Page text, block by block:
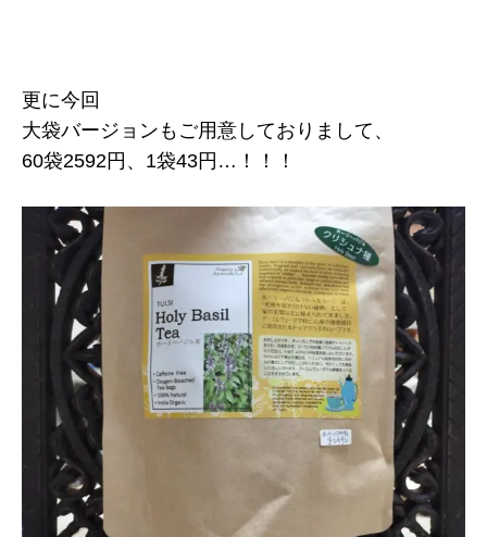
更に今回
大袋バージョンもご用意しておりまして、
60袋2592円、1袋43円…！！！